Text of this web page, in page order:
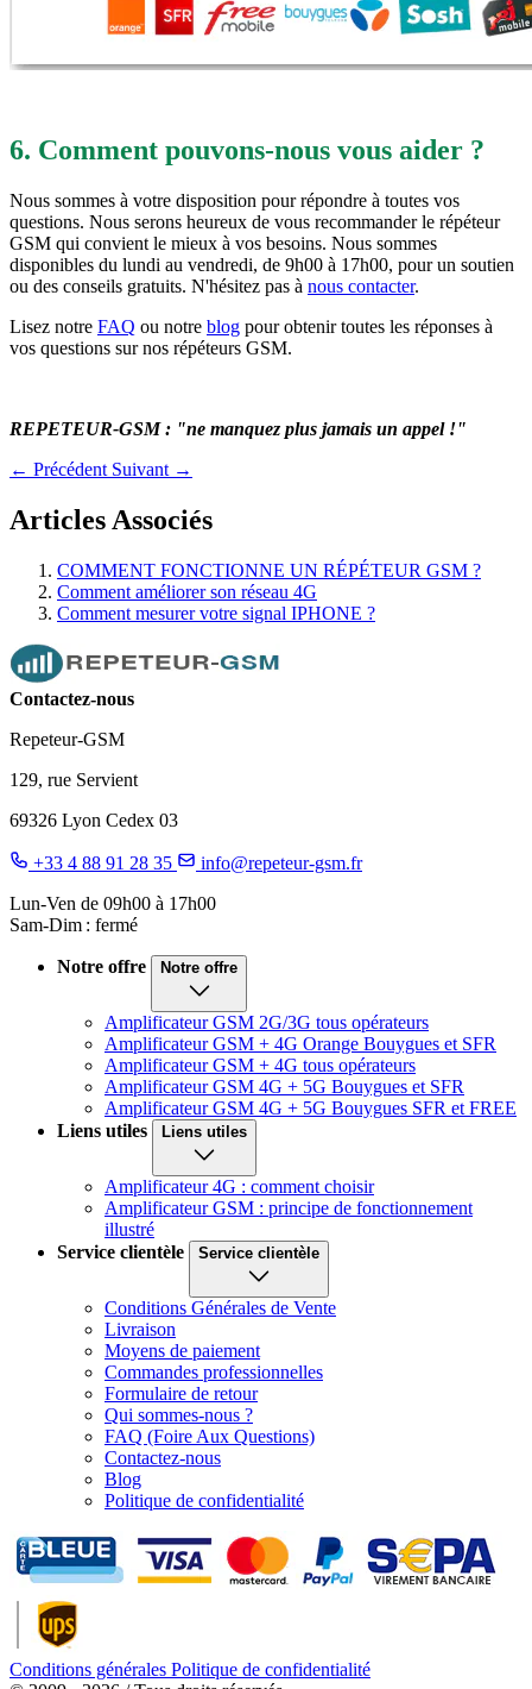
6. Comment pouvons-nous vous aider ?
Nous sommes à votre disposition pour répondre à toutes vos
questions. Nous serons heureux de vous recommander le répéteur
GSM qui convient le mieux à vos besoins. Nous sommes
disponibles du lundi au vendredi, de 9h00 à 17h00, pour un soutien
ou des conseils gratuits. N'hésitez pas à nous contacter.
Lisez notre FAQ ou notre blog pour obtenir toutes les réponses à
vos questions sur nos répéteurs GSM.
REPETEUR-GSM : "ne manquez plus jamais un appel !"
← Précédent Suivant →
Articles Associés
COMMENT FONCTIONNE UN RÉPÉTEUR GSM ?
Comment améliorer son réseau 4G
Comment mesurer votre signal IPHONE ?
Contactez-nous
Repeteur-GSM
129, rue Servient
69326 Lyon Cedex 03
+33 4 88 91 28 35
info@repeteur-gsm.fr
Lun-Ven de 09h00 à 17h00
Sam-Dim : fermé
Notre offre Notre offre
Amplificateur GSM 2G/3G tous opérateurs
Amplificateur GSM + 4G Orange Bouygues et SFR
Amplificateur GSM + 4G tous opérateurs
Amplificateur GSM 4G + 5G Bouygues et SFR
Amplificateur GSM 4G + 5G Bouygues SFR et FREE
Liens utiles
Liens utiles
Amplificateur 4G : comment choisir
Amplificateur GSM : principe de fonctionnement
illustré
Service clientèle
Service clientèle
Conditions Générales de Vente
Livraison
Moyens de paiement
Commandes professionnelles
Formulaire de retour
Qui sommes-nous ?
FAQ (Foire Aux Questions)
Contactez-nous
Blog
Politique de confidentialité
Conditions générales Politique de confidentialité